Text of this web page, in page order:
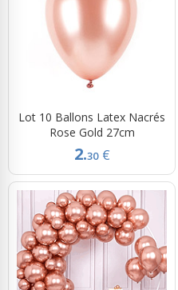
Lot 10 Ballons Latex Nacrés
Rose Gold 27cm
2.30 €